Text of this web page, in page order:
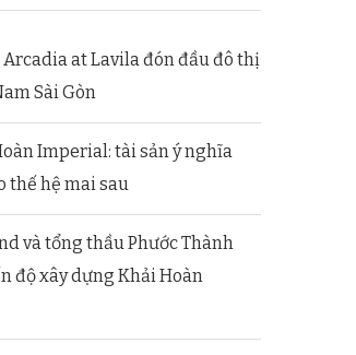
at Lavila đón đầu đô thị
Sài Gòn
Imperial: tài sản ý nghĩa
thế hệ mai sau
và tổng thầu Phước Thành
độ xây dựng Khải Hoàn